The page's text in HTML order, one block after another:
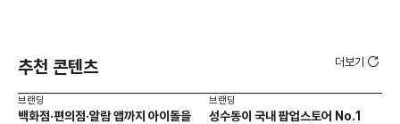
추천 콘텐츠 더보기
브랜딩
백화점·편의점·알람 앱까지 아이돌을
브랜딩
성수동이 국내 팝업스토어 No.1